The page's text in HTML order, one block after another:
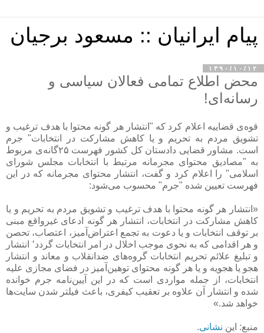
پیام ایرانیان :: مسعود برجیان
۱۳۹۰/۱۰/۱۲
محض اطلاع تمامی فعالان سیاسی و
رسانه‌ای!
قوه‌ی قضاییه اعلام کرد که "انتشار هر گونه محتوا با هدف ترغیب و
تشویق مردم به تحریم و یا کاهش مشارکت در انتخابات" جرم
است. مشاور قضایی دادستان کل کشور فهرست ۲۵گانه‌ی مربوط
به "مصادیق محتوای مجرمانه مرتبط با انتخابات مجلس شورای
اسلامی" را اعلام کرد و گفت، انتشار محتوای مجرمانه که در این
فهرست تعیین شده "جرم" محسوب می‌شود:
«انتشار هر گونه محتوا با هدف ترغیب و تشویق مردم به تحریم و یا
کاهش مشارکت در انتخابات، انتشار هر گونه ادعای غیرواقع مبنی
بر توقف انتخابات و یا دعوت به تجمع اعتراض‌آمیز‌، اعتصاب‌، تحصن
و هر اقدامی که به نحوی موجب اخلال در امر انتخابات گردد٬ انتشار
و تبلیغ علائم تحریم انتخابات گروه‌های ضد‌انقلاب و معاند و انتشار
هجو یا هجویه و یا هر گونه محتوای توهین‌آمیز در فضای مجازی علیه
انتخابات، از جمله مواردی است که در این آیین‌نامه جرم خوانده
شده و انتشار آن علاوه بر تعقیب کیفری، باعث فیلتر شدن سایت‌ها
خواهد شد.»
منبع: این نشانی.